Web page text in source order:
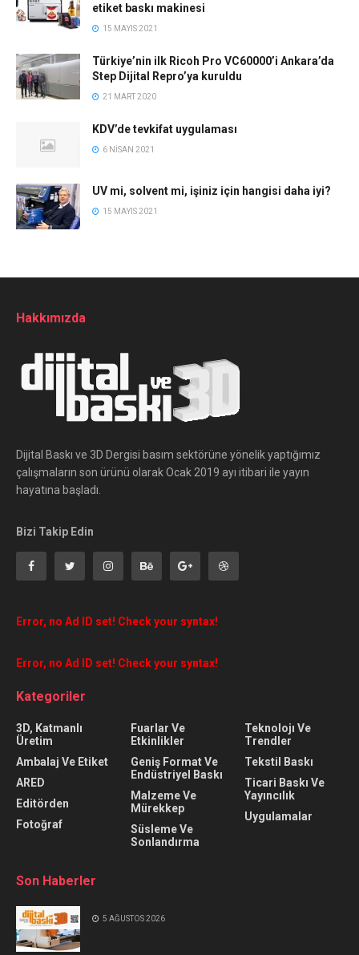
etiket baskı makinesi
15 MAYIS 2021
Türkiye’nin ilk Ricoh Pro VC60000’i Ankara’da
Step Dijital Repro’ya kuruldu
21 MART 2020
KDV’de tevkifat uygulaması
6 NISAN 2021
UV mi, solvent mi, işiniz için hangisi daha iyi?
15 MAYIS 2021
Hakkımızda
Dijital Baskı ve 3D Dergisi basım sektörüne yönelik yaptığımız
çalışmaların son ürünü olarak Ocak 2019 ayı itibari ile yayın
hayatına başladı.
Bizi Takip Edin
Error, no Ad ID set! Check your syntax!
Error, no Ad ID set! Check your syntax!
Kategoriler
3D, Katmanlı
Üretim
Ambalaj Ve Etiket
ARED
Editörden
Fotoğraf
Fuarlar Ve
Etkinlikler
Geniş Format Ve
Endüstriyel Baskı
Malzeme Ve
Mürekkep
Süsleme Ve
Sonlandırma
Teknolojı Ve
Trendler
Tekstil Baskı
Ticari Baskı Ve
Yayıncılık
Uygulamalar
Son Haberler
5 AĞUSTOS 2026